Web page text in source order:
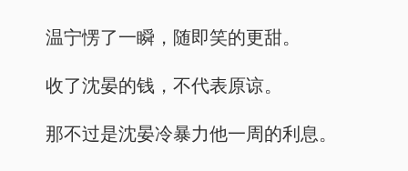
温宁愣了一瞬，随即笑的更甜。
收了沈晏的钱，不代表原谅。
那不过是沈晏冷暴力他一周的利息。